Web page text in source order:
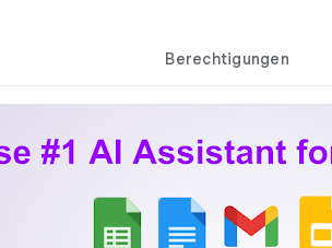
Berechtigungen